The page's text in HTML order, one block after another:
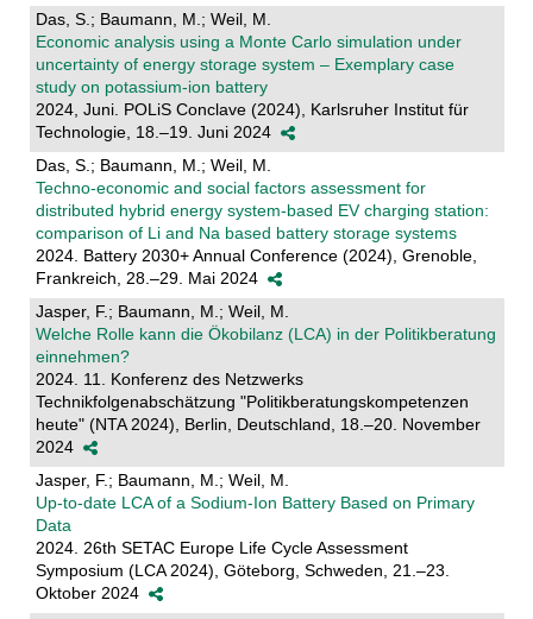
Das, S.; Baumann, M.; Weil, M.
Economic analysis using a Monte Carlo simulation under
uncertainty of energy storage system – Exemplary case
study on potassium-ion battery
2024, Juni. POLiS Conclave (2024), Karlsruher Institut für
Technologie, 18.–19. Juni 2024
Das, S.; Baumann, M.; Weil, M.
Techno-economic and social factors assessment for
distributed hybrid energy system-based EV charging station:
comparison of Li and Na based battery storage systems
2024. Battery 2030+ Annual Conference (2024), Grenoble,
Frankreich, 28.–29. Mai 2024
Jasper, F.; Baumann, M.; Weil, M.
Welche Rolle kann die Ökobilanz (LCA) in der Politikberatung
einnehmen?
2024. 11. Konferenz des Netzwerks
Technikfolgenabschätzung "Politikberatungskompetenzen
heute" (NTA 2024), Berlin, Deutschland, 18.–20. November
2024
Jasper, F.; Baumann, M.; Weil, M.
Up-to-date LCA of a Sodium-Ion Battery Based on Primary
Data
2024. 26th SETAC Europe Life Cycle Assessment
Symposium (LCA 2024), Göteborg, Schweden, 21.–23.
Oktober 2024